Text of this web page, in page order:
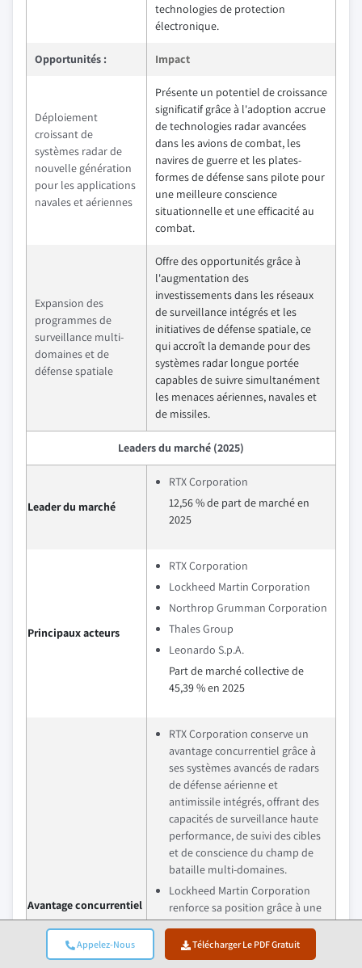
Appelez-Nous Télécharger Le PDF Gratuit
technologies de protection
électronique.
Opportunités : Impact
Déploiement
croissant de
systèmes radar de
nouvelle génération
pour les applications
navales et aériennes
Présente un potentiel de croissance
significatif grâce à l'adoption accrue
de technologies radar avancées
dans les avions de combat, les
navires de guerre et les plates-
formes de défense sans pilote pour
une meilleure conscience
situationnelle et une efficacité au
combat.
Expansion des
programmes de
surveillance multi-
domaines et de
défense spatiale
Offre des opportunités grâce à
l'augmentation des
investissements dans les réseaux
de surveillance intégrés et les
initiatives de défense spatiale, ce
qui accroît la demande pour des
systèmes radar longue portée
capables de suivre simultanément
les menaces aériennes, navales et
de missiles.
Leaders du marché (2025)
Leader du marché
RTX Corporation
12,56 % de part de marché en
2025
Principaux acteurs
RTX Corporation
Lockheed Martin Corporation
Northrop Grumman Corporation
Thales Group
Leonardo S.p.A.
Part de marché collective de
45,39 % en 2025
Avantage concurrentiel
RTX Corporation conserve un
avantage concurrentiel grâce à
ses systèmes avancés de radars
de défense aérienne et
antimissile intégrés, offrant des
capacités de surveillance haute
performance, de suivi des cibles
et de conscience du champ de
bataille multi-domaines.
Lockheed Martin Corporation
renforce sa position grâce à une
innovation continue dans les
technologies de radars et de
fusion de capteurs de nouvelle